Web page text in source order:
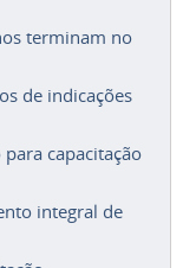
terminam no
de indicações
capacitação